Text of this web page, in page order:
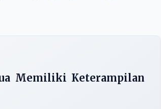
Memiliki Keterampilan